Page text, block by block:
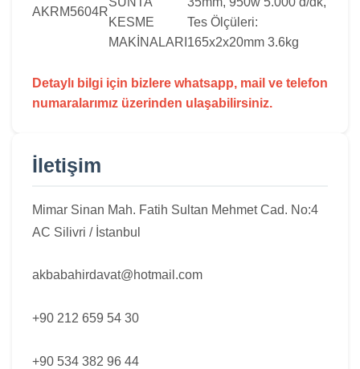
AKRM5604R
KESME
MAKİNALARI
Tes Ölçüleri:
165x2x20mm 3.6kg
Detaylı bilgi için bizlere whatsapp, mail ve telefon
numaralarımız üzerinden ulaşabilirsiniz.
İletişim
Mimar Sinan Mah. Fatih Sultan Mehmet Cad. No:4
AC Silivri / İstanbul
akbabahirdavat@hotmail.com
+90 212 659 54 30
+90 534 382 96 44